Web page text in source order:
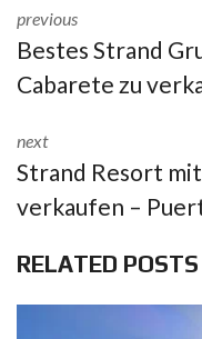
previous
Bestes Strand
Cabarete zu
next
Strand Resort
verkaufen –
RELATED POSTS